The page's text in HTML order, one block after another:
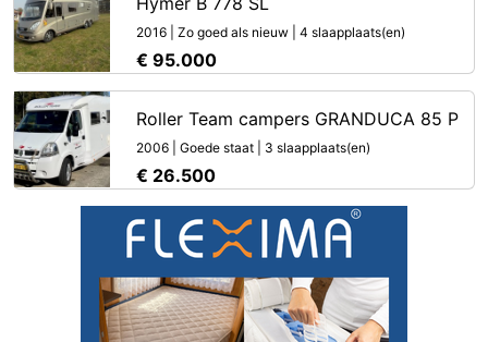
2016 | Zo goed als nieuw | 4 slaapplaats(en)
€ 95.000
Roller Team campers GRANDUCA 85 P
2006 | Goede staat | 3 slaapplaats(en)
€ 26.500